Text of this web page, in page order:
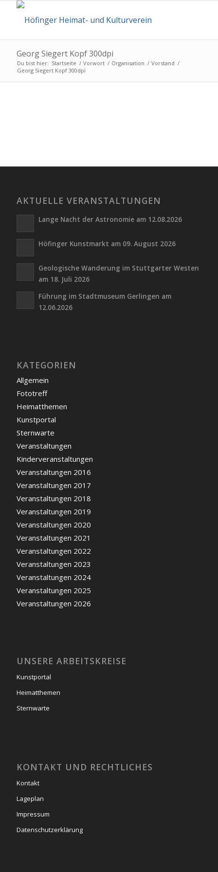
Georg Siegert Kopf 300dpi
Du bist hier: Startseite / Vorwort / Organisation / Vorstand /
Georg Siegert Kopf 300dpi
AKTUELLE VERANSTALTUNGEN
Lange Nacht der Astronomie am 12.08.2026
Höfinger Kunstmarkt am 09. August 2026
Geologische Wanderung im Stuttgarter Westen
am 18. Juli 2026
Führung im Stadtmuseum Gerlingen am
12.06.2026
KATEGORIEN
Allgemein
Fototreff
Heimatthemen
Kunstportal
Sternwarte
Veranstaltungen
Kinderveranstaltungen
Veranstaltungen 2016
Veranstaltungen 2017
Veranstaltungen 2018
Veranstaltungen 2019
Veranstaltungen 2020
Veranstaltungen 2021
Veranstaltungen 2022
Veranstaltungen 2023
Veranstaltungen 2024
Veranstaltungen 2025
Veranstaltungen 2026
UNSERE ARBEITSKREISE
Kunstportal
Heimatthemen
Sternwarte
KONTAKT UND RECHTLICHES
Kontakt
Lageplan
Impressum
Datenschutzerklärung